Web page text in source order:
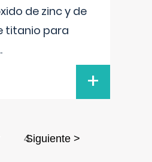
de zinc y de
titanio para
+
4
Siguiente >